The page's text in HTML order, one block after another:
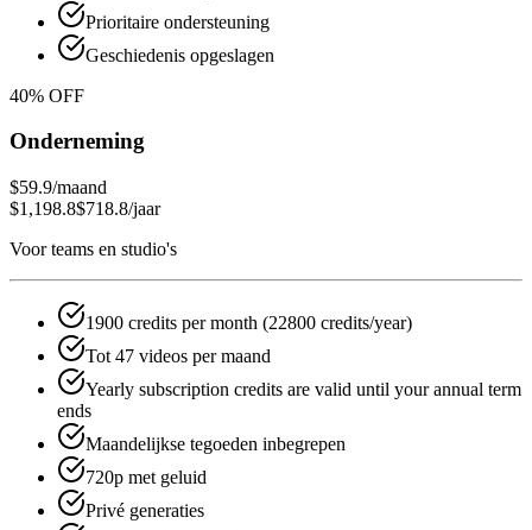
Prioritaire ondersteuning
Geschiedenis opgeslagen
40% OFF
Onderneming
$59.9/maand
$1,198.8$718.8/jaar
Voor teams en studio's
1900 credits per month (22800 credits/year)
Tot 47 videos per maand
Yearly subscription credits are valid until your annual term
ends
Maandelijkse tegoeden inbegrepen
720p met geluid
Privé generaties